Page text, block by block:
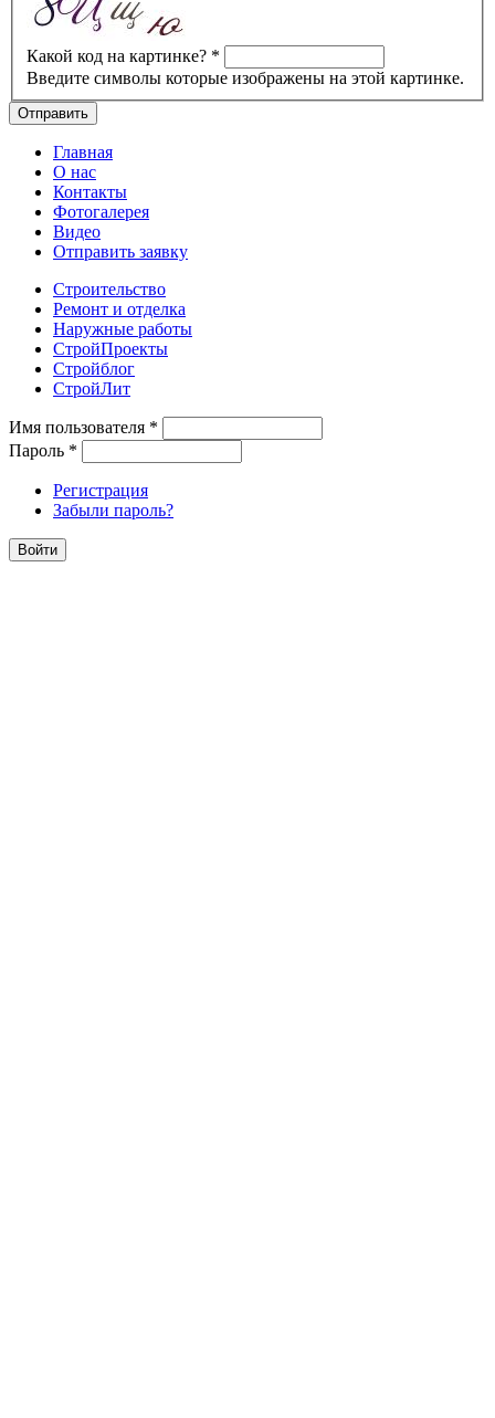
Какой код на картинке? *
Введите символы которые изображены на этой картинке.
Главная
О нас
Контакты
Фотогалерея
Видео
Отправить заявку
Строительство
Ремонт и отделка
Наружные работы
СтройПроекты
Стройблог
СтройЛит
Имя пользователя *
Пароль *
Регистрация
Забыли пароль?